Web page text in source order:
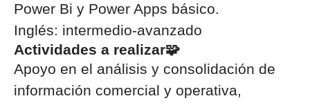
Power Bi y Power Apps básico.
Inglés: intermedio-avanzado
Actividades a realizar🧩
Apoyo en el análisis y consolidación de
información comercial y operativa,